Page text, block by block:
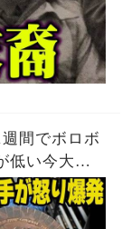
間でボロボ
低い今大会
暴落で選手